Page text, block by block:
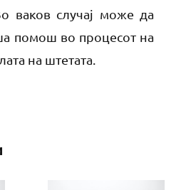
ваков случај може да
помош во процесот на
на штетата.